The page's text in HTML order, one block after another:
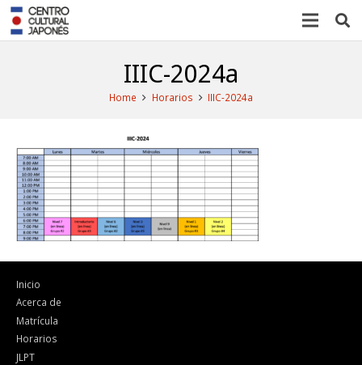
IIIC-2024a
Home Horarios IIIC-2024a
Inicio
Acerca de
Matrícula
Horarios
JLPT